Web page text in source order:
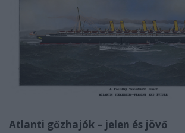
Atlanti gőzhajók – jelen és jövő